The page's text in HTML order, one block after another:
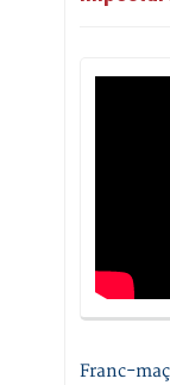
Franc-